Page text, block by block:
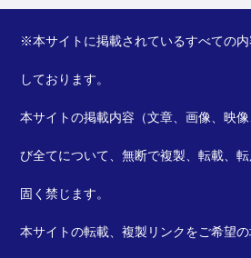
※本サイトに掲載されているすべての
しております。
本サイトの掲載内容（文章、画像、映
び全てについて、無断で複製、転載、
固く禁じます。
本サイトの転載、複製リンクをご希望